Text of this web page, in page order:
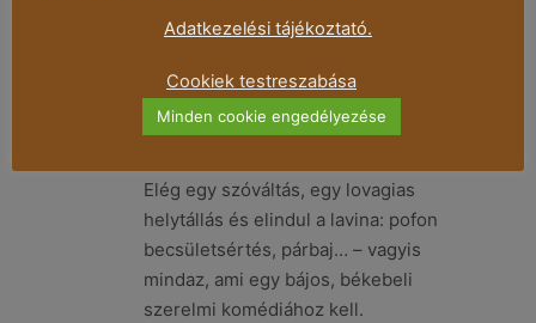
követel az illem és a becsület. Egyetlen
gyengéje a főnök titkárnője, Gizike – aki
persze másért rajong reménytelenül.
…és ahogy annak lennie kell, a kusza
Elég egy szóváltás, egy lovagias
helytállás és elindul a lavina: pofon
becsületsértés, párbaj… – vagyis
mindaz, ami egy bájos, békebeli
szerelmi komédiához kell.
Adatkezelési tájékoztató.
Cookiek testreszabása
Minden cookie engedélyezése